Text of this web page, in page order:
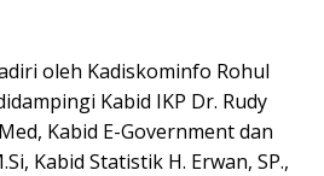
oleh Kadiskominfo Rohul
Kabid IKP Dr. Rudy
Kabid E-Government dan
Kabid Statistik H. Erwan, SP.,